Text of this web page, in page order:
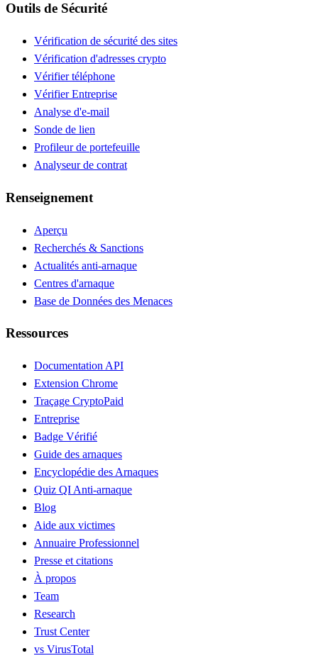
Outils de Sécurité
Vérification de sécurité des sites
Vérification d'adresses crypto
Vérifier téléphone
Vérifier Entreprise
Analyse d'e-mail
Sonde de lien
Profileur de portefeuille
Analyseur de contrat
Renseignement
Aperçu
Recherchés & Sanctions
Actualités anti-arnaque
Centres d'arnaque
Base de Données des Menaces
Ressources
Documentation API
Extension Chrome
Traçage CryptoPaid
Entreprise
Badge Vérifié
Guide des arnaques
Encyclopédie des Arnaques
Quiz QI Anti-arnaque
Blog
Aide aux victimes
Annuaire Professionnel
Presse et citations
À propos
Team
Research
Trust Center
vs VirusTotal